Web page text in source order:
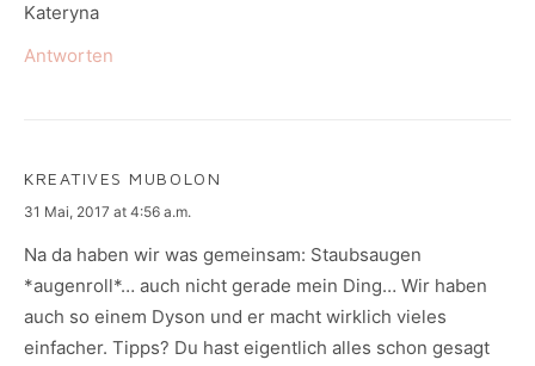
Kateryna
Antworten
KREATIVES MUBOLON
says:
31 Mai, 2017 at 4:56 a.m.
Na da haben wir was gemeinsam: Staubsaugen
*augenroll*… auch nicht gerade mein Ding… Wir haben
auch so einem Dyson und er macht wirklich vieles
einfacher. Tipps? Du hast eigentlich alles schon gesagt